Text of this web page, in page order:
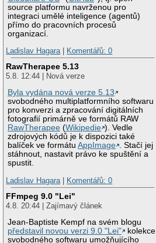
source platformu navrženou pro
integraci umělé inteligence (agentů)
přímo do pracovních procesů
organizací.
Ladislav Hagara| Komentářů: 0
RawTherapee 5.13
5.8. 12:44 | Nová verze
Byla vydána nová verze 5.13
svobodného multiplatformního softwaru
pro konverzi a zpracování digitálních
fotografií primárně ve formátů RAW
RawTherapee (Wikipedie ). Vedle
zdrojových kódů je k dispozici také
balíček ve formátuAppImage . Stačí jej
stáhnout, nastavit právo ke spuštění a
spustit.
Ladislav Hagara| Komentářů: 0
FFmpeg 9.0 "Lei"
4.8. 20:44 | Zajímavý článek
Jean-Baptiste Kempf na svém blogu
představil novou verzi 9.0 "Lei"
kolekce
svobodného softwaru umožňujícího